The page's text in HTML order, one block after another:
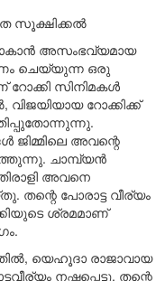
സൂക്ഷിക്കൽ
അസംഭവ്യമായ
ചെയ്യുന്ന ഒരു
സിനിമകൾ
വിജയിയായ റോക്കിക്ക്
ജിമ്മിലെ അവന്റെ
ചാമ്പ്യൻ
അവനെ
പോരാട്ട വീര്യം
ശ്രമമാണ്
യെഹൂദാ രാജാവായ
നഷ്ടപ്പെട്ടു. തന്റെ